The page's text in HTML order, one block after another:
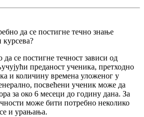
да се постигне течно знање
курсева?
да се постигне течност зависи од
преданост ученика, претходно
и количину времена уложеног у
посвећени ученик може да
за око 6 месеци до годину дана. За
може бити потребно неколико
и урањања.